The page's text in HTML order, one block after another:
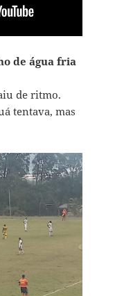
de água fria
de ritmo.
tentava, mas